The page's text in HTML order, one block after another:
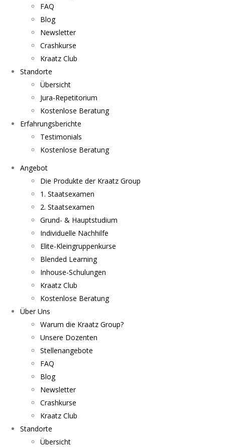
FAQ
Blog
Newsletter
Crashkurse
Kraatz Club
Standorte
Übersicht
Jura-Repetitorium
Kostenlose Beratung
Erfahrungsberichte
Testimonials
Kostenlose Beratung
Angebot
Die Produkte der Kraatz Group
1. Staatsexamen
2. Staatsexamen
Grund- & Hauptstudium
Individuelle Nachhilfe
Elite-Kleingruppenkurse
Blended Learning
Inhouse-Schulungen
Kraatz Club
Kostenlose Beratung
Über Uns
Warum die Kraatz Group?
Unsere Dozenten
Stellenangebote
FAQ
Blog
Newsletter
Crashkurse
Kraatz Club
Standorte
Übersicht